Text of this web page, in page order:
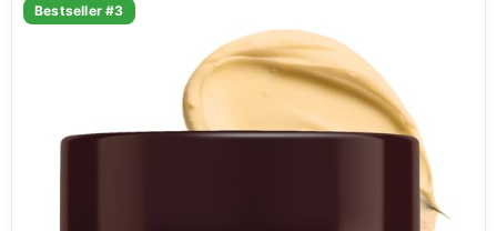
Bestseller #3